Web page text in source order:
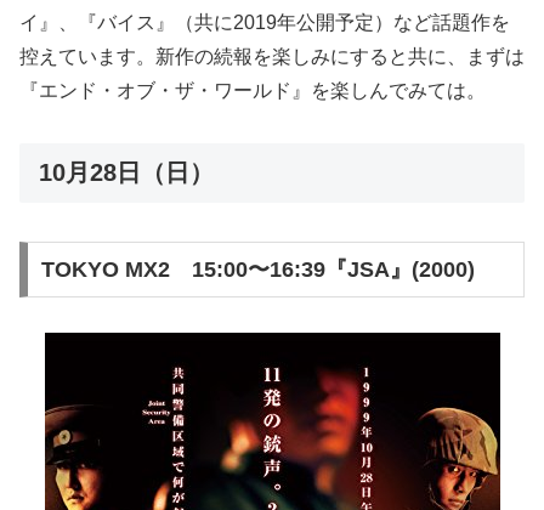
イ』、『バイス』（共に2019年公開予定）など話題作を
控えています。新作の続報を楽しみにすると共に、まずは
『エンド・オブ・ザ・ワールド』を楽しんでみては。
10月28日（日）
TOKYO MX2 15:00〜16:39『JSA』(2000)